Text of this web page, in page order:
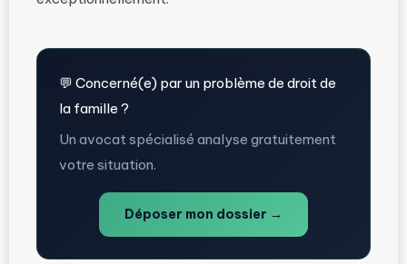
💬 Concerné(e) par un problème de droit de
la famille ?
Un avocat spécialisé analyse gratuitement
votre situation.
Déposer mon dossier →